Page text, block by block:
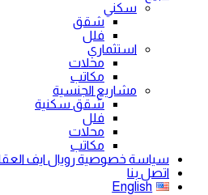
سكني
شقق
فلل
استثماري
محلات
مكاتب
مشاريع الجنسية
شقق سكنية
فلل
محلات
مكاتب
سياسة خصوصية رويال ايف
اتصل بنا
English